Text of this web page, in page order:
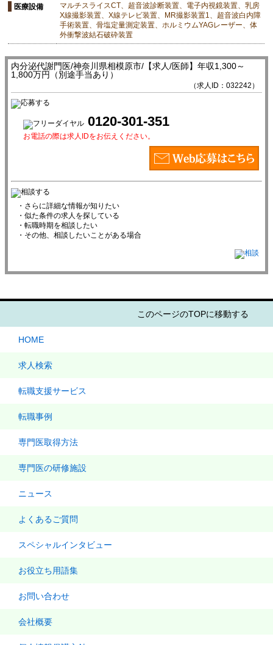
医療設備
マルチスライスCT、超音波診断装置、電子内視鏡装置、乳房
X線撮影装置、X線テレビ装置、MR撮影装置1、超音波白内障
手術装置、骨塩定量測定装置、ホルミウムYAGレーザー、体
外衝撃波結石破砕装置
内分泌代謝門医/神奈川県相模原市/【求人/医師】年収1,300～
1,800万円（別途手当あり）
（求人ID：032242）
0120-301-351
お電話の際は求人IDをお伝えください。
・さらに詳細な情報が知りたい
・似た条件の求人を探している
・転職時期を相談したい
・その他、相談したいことがある場合
このページのTOPに移動する
HOME
求人検索
転職支援サービス
転職事例
専門医取得方法
専門医の研修施設
ニュース
よくあるご質問
スペシャルインタビュー
お役立ち用語集
お問い合わせ
会社概要